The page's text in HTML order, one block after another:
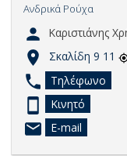
Ανδρικά Ρούχα
Καριστιάνης
Σκαλίδη 9 11
Τηλέφωνο
Κινητό
E-mail